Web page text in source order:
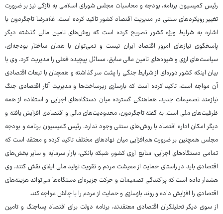
رئیس کمیسیون برنامه، بودجه و محاسبات مجلس شورای اسلامی به تازگی نیز بر ضرورت
تغییر رویکردهای سنتی در مدیریت اقتصاد کشور تاکید کرده است. غلامرضا تاجگردون با
اشاره به شرایط ویژه کشور تصریح کرده است که روش‌های تامین مالی گذشته دیگر
پاسخگوی نیازهای امروز اقتصاد ایران نیست و نمی‌توان با همان ساختار بودجه‌ای،
سیاست‌های ارزی و شیوه‌های تامین مالی سابق، مسائل پیچیده فعلی را مدیریت کرد. وی با
بیان اینکه کشور دوره‌ای از شرایط جنگی را پشت سر گذاشته و همچنان با تبعات اقتصادی
آن مواجه است، تاکید کرده است که بازسازی زیرساخت‌ها و مدیریت آثار اقتصادی جنگ
نیازمند تصمیمات جدید، هماهنگی گسترده میان دستگاه‌های اجرایی و استفاده از همه
ظرفیت‌های ملی است. به گفته تاجگردون، محدودیت‌های مالی و اقتصادی افزایش یافته و
دیگر امکان اداره اقتصاد با روش‌های سنتی وجود ندارد. رئیس کمیسیون برنامه و بودجه
مجلس همچنین بر ضرورت هم‌افزایی میان نهادهای مختلف تاکید کرده و معتقد است که
تمامی دستگاه‌های اجرایی، منابع ارزی کشور، شبکه بانکی، بازار سرمایه و سایر بخش‌های
اقتصادی باید در راستای حمایت از معیشت مردم و تقویت تولید ملی ایفای نقش کنند. وی
هشدار داده است که پراکندگی تصمیمات و حرکت جزیره‌ای دستگاه‌ها می‌تواند هزینه‌های
اقتصادی را افزایش داده و روند بازسازی و حمایت از مردم را با چالش مواجه کند.
از سوی دیگر تحلیلگران اقتصادی معتقدند، برنامه دولت برای اقتصاد پساجنگ و تامین